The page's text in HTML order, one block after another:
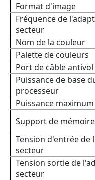
Format d'image
Fréquence de
secteur
Nom de la couleur
Palette de couleurs
Port de câble antivol
Puissance de base
processeur
Puissance
Support de mémoire
Tension d'entrée de
secteur
Tension sortie de
secteur